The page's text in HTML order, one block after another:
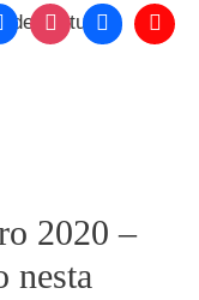
2020 –
nesta